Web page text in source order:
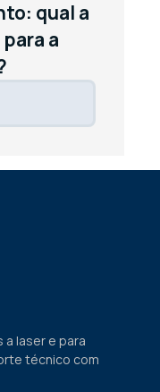
qual a
a
laser e para
técnico com